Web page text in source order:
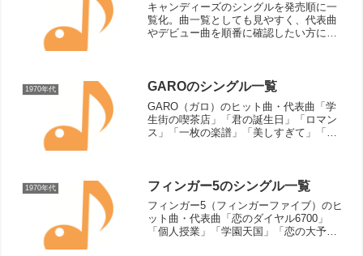
キャンディーズのシングルを発売順に一
覧化。曲一覧としても見やすく、代表曲
やデビュー曲を順番に確認したい方にも
1970年代 GAROのシングル一覧
GARO（ガロ）のヒット曲・代表曲「学
生街の喫茶店」「君の誕生日」「ロマン
ス」「一枚の楽譜」「美しすぎて」「姫
シングル曲（リリース順...
1970年代 フィンガー5のシングル一覧
フィンガー5（フィンガーファイブ）のヒ
ット曲・代表曲「恋のダイヤル6700」
「個人授業」「学園天国」「恋の大予